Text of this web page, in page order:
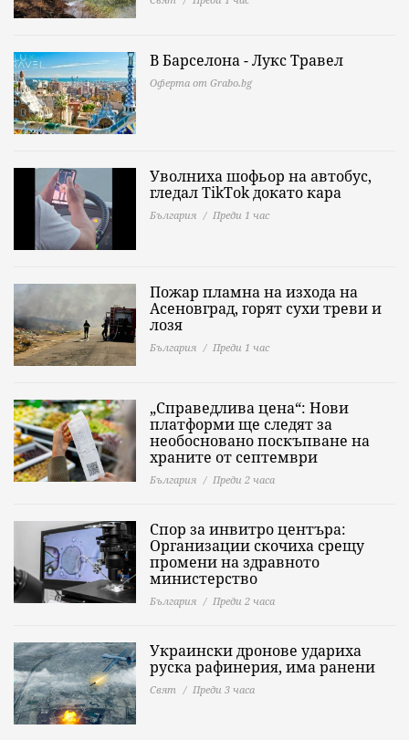
В Барселона - Лукс Травел
Оферта от Grabo.bg
Уволниха шофьор на автобус,
гледал TikTok докато кара
България Преди 1 час
Пожар пламна на изхода на
Асеновград, горят сухи треви и
лозя
България Преди 1 час
„Справедлива цена“: Нови
платформи ще следят за
необосновано поскъпване на
храните от септември
България Преди 2 часа
Спор за инвитро центъра:
Организации скочиха срещу
промени на здравното
министерство
България Преди 2 часа
Украински дронове удариха
руска рафинерия, има ранени
Свят Преди 3 часа